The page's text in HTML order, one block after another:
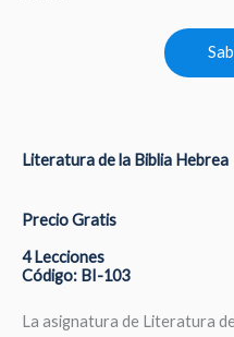
Literatura de la Biblia Hebrea
Precio Gratis
4 Lecciones
Código: BI-103
La asignatura de Literatura